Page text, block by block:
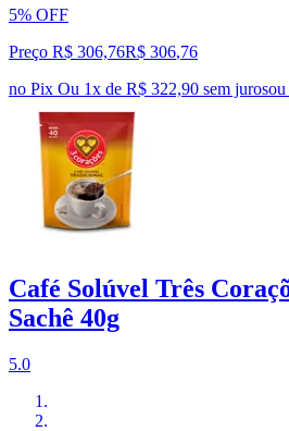
5% OFF
Preço R$ 306,76R$ 306,76
no Pix Ou 1x de R$ 322,90 sem jurosou
Café Solúvel Três
Sachê 40g
5.0